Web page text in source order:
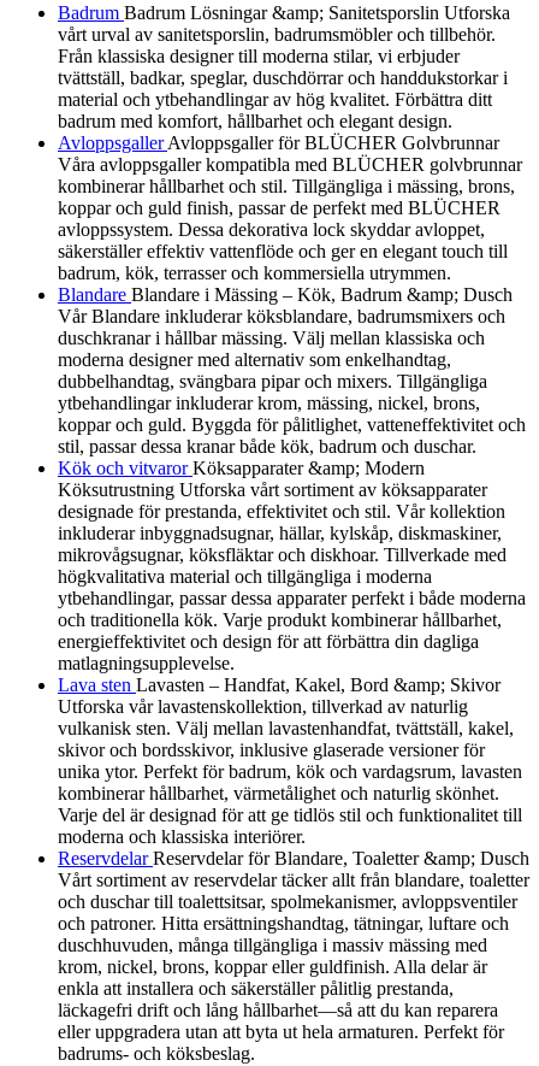
Badrum Badrum Lösningar &amp; Sanitetsporslin Utforska
vårt urval av sanitetsporslin, badrumsmöbler och tillbehör.
Från klassiska designer till moderna stilar, vi erbjuder
tvättställ, badkar, speglar, duschdörrar och handdukstorkar i
material och ytbehandlingar av hög kvalitet. Förbättra ditt
badrum med komfort, hållbarhet och elegant design.
AvloppsgallerAvloppsgaller för BLÜCHER Golvbrunnar
Våra avloppsgaller kompatibla med BLÜCHER golvbrunnar
kombinerar hållbarhet och stil. Tillgängliga i mässing, brons,
koppar och guld finish, passar de perfekt med BLÜCHER
avloppssystem. Dessa dekorativa lock skyddar avloppet,
säkerställer effektiv vattenflöde och ger en elegant touch till
badrum, kök, terrasser och kommersiella utrymmen.
Blandare Blandare i Mässing – Kök, Badrum &amp; Dusch
Vår Blandare inkluderar köksblandare, badrumsmixers och
duschkranar i hållbar mässing. Välj mellan klassiska och
moderna designer med alternativ som enkelhandtag,
dubbelhandtag, svängbara pipar och mixers. Tillgängliga
ytbehandlingar inkluderar krom, mässing, nickel, brons,
koppar och guld. Byggda för pålitlighet, vatteneffektivitet och
stil, passar dessa kranar både kök, badrum och duschar.
Kök och vitvarorKöksapparater &amp; Modern
Köksutrustning Utforska vårt sortiment av köksapparater
designade för prestanda, effektivitet och stil. Vår kollektion
inkluderar inbyggnadsugnar, hällar, kylskåp, diskmaskiner,
mikrovågsugnar, köksfläktar och diskhoar. Tillverkade med
högkvalitativa material och tillgängliga i moderna
ytbehandlingar, passar dessa apparater perfekt i både moderna
och traditionella kök. Varje produkt kombinerar hållbarhet,
energieffektivitet och design för att förbättra din dagliga
matlagningsupplevelse.
Lava sten Lavasten – Handfat, Kakel, Bord &amp; Skivor
Utforska vår lavastenskollektion, tillverkad av naturlig
vulkanisk sten. Välj mellan lavastenhandfat, tvättställ, kakel,
skivor och bordsskivor, inklusive glaserade versioner för
unika ytor. Perfekt för badrum, kök och vardagsrum, lavasten
kombinerar hållbarhet, värmetålighet och naturlig skönhet.
Varje del är designad för att ge tidlös stil och funktionalitet till
moderna och klassiska interiörer.
ReservdelarReservdelar för Blandare, Toaletter &amp; Dusch
Vårt sortiment av reservdelar täcker allt från blandare, toaletter
och duschar till toalettsitsar, spolmekanismer, avloppsventiler
och patroner. Hitta ersättningshandtag, tätningar, luftare och
duschhuvuden, många tillgängliga i massiv mässing med
krom, nickel, brons, koppar eller guldfinish. Alla delar är
enkla att installera och säkerställer pålitlig prestanda,
läckagefri drift och lång hållbarhet—så att du kan reparera
eller uppgradera utan att byta ut hela armaturen. Perfekt för
badrums- och köksbeslag.